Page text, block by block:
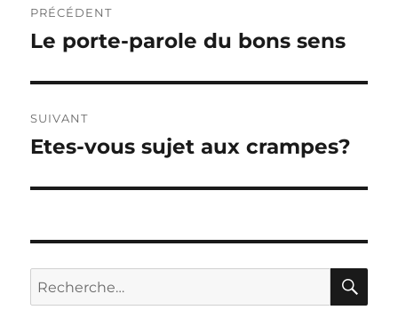
de
PRÉCÉDENT
Publication
Le porte-parole du bons sens
SUIVANT
Publication
Etes-vous sujet aux crampes?
Recherche
pour :